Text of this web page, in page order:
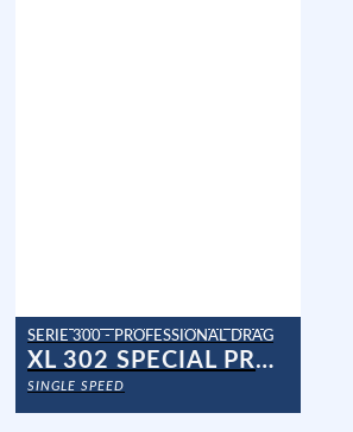
SERIE 300 - PROFESSIONAL DRAG
XL 302 SPECIAL PROF CAN
SINGLE SPEED